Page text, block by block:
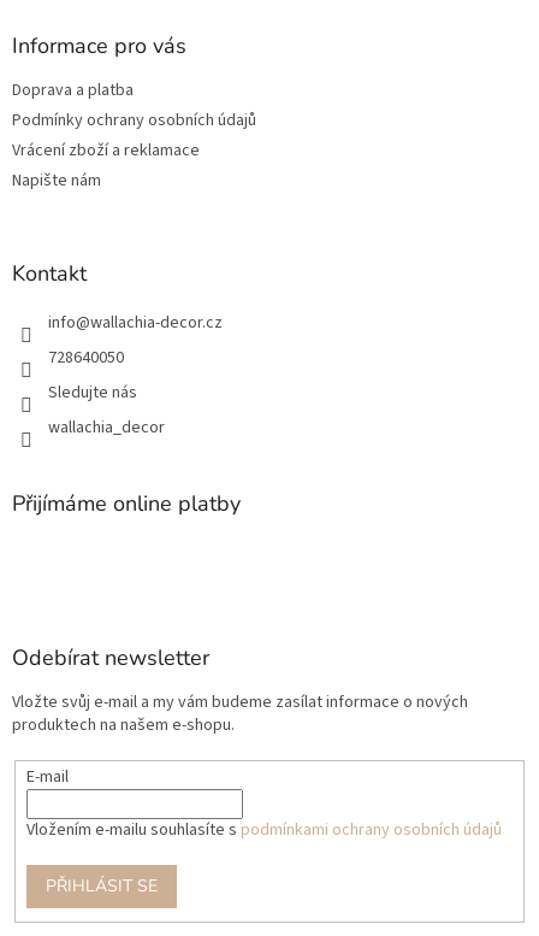
Informace pro vás
Doprava a platba
Podmínky ochrany osobních údajů
Vrácení zboží a reklamace
Napište nám
Kontakt
info@wallachia-decor.cz
728640050
Sledujte nás
wallachia_decor
Přijímáme online platby
Odebírat newsletter
Vložte svůj e-mail a my vám budeme zasílat informace o nových
produktech na našem e-shopu.
E-mail
Vložením e-mailu souhlasíte s podmínkami ochrany osobních údajů
PŘIHLÁSIT SE